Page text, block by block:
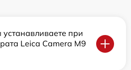
при
Leica Camera M9